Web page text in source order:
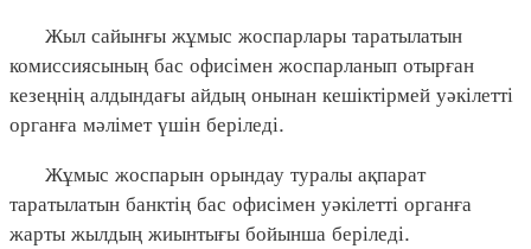
Жыл сайынғы жұмыс жоспарлары таратылатын
комиссиясының бас офисімен жоспарланып отырған
кезеңнің алдындағы айдың онынан кешіктірмей уәкілетті
органға мәлімет үшін беріледі.
Жұмыс жоспарын орындау туралы ақпарат
таратылатын банктің бас офисімен уәкілетті органға
жарты жылдың жиынтығы бойынша беріледі.